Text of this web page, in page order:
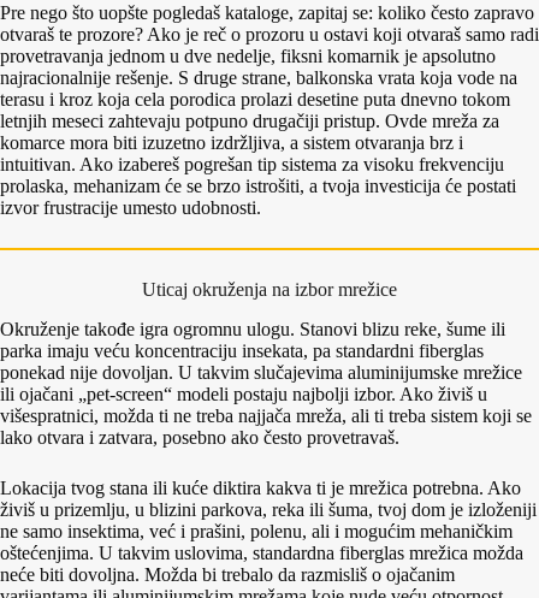
Pre nego što uopšte pogledaš kataloge, zapitaj se: koliko često zapravo
otvaraš te prozore? Ako je reč o prozoru u ostavi koji otvaraš samo radi
provetravanja jednom u dve nedelje, fiksni komarnik je apsolutno
najracionalnije rešenje. S druge strane, balkonska vrata koja vode na
terasu i kroz koja cela porodica prolazi desetine puta dnevno tokom
letnjih meseci zahtevaju potpuno drugačiji pristup. Ovde mreža za
komarce mora biti izuzetno izdržljiva, a sistem otvaranja brz i
intuitivan. Ako izabereš pogrešan tip sistema za visoku frekvenciju
prolaska, mehanizam će se brzo istrošiti, a tvoja investicija će postati
izvor frustracije umesto udobnosti.
Uticaj okruženja na izbor mrežice
Okruženje takođe igra ogromnu ulogu. Stanovi blizu reke, šume ili
parka imaju veću koncentraciju insekata, pa standardni fiberglas
ponekad nije dovoljan. U takvim slučajevima aluminijumske mrežice
ili ojačani „pet-screen“ modeli postaju najbolji izbor. Ako živiš u
višespratnici, možda ti ne treba najjača mreža, ali ti treba sistem koji se
lako otvara i zatvara, posebno ako često provetravaš.
Lokacija tvog stana ili kuće diktira kakva ti je mrežica potrebna. Ako
živiš u prizemlju, u blizini parkova, reka ili šuma, tvoj dom je izloženiji
ne samo insektima, već i prašini, polenu, ali i mogućim mehaničkim
oštećenjima. U takvim uslovima, standardna fiberglas mrežica možda
neće biti dovoljna. Možda bi trebalo da razmisliš o ojačanim